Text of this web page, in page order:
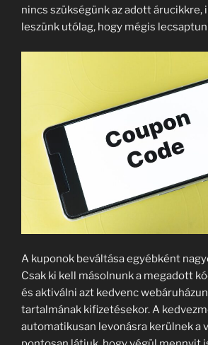
nincs szükségünk az adott árucikkre,
leszünk utólag, hogy mégis
A kuponok beváltása egyébként
Csak ki kell másolnunk a megadott
és aktiválni azt kedvenc
tartalmának kifizetésekor. A
automatikusan levonásra kerülnek a